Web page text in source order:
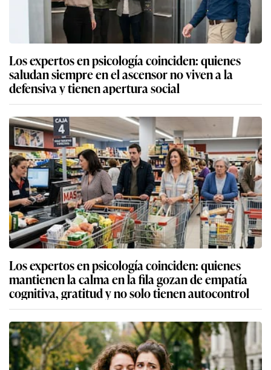
Los expertos en psicología coinciden: quienes
saludan siempre en el ascensor no viven a la
defensiva y tienen apertura social
Los expertos en psicología coinciden: quienes
mantienen la calma en la fila gozan de empatía
cognitiva, gratitud y no solo tienen autocontrol